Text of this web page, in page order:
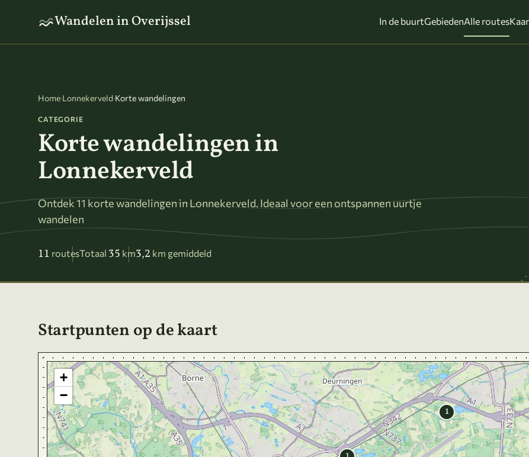
Wandelen in Overijssel In de buurtGebiedenAlle routes
Home·Lonnekerveld·Korte wandelingen
CATEGORIE
Korte wandelingen in
Lonnekerveld
Ontdek 11 korte wandelingen in Lonnekerveld. Ideaal voor een ontspannen uurtje
wandelen
11 routesTotaal 35 km3,2 km gemiddeld
Startpunten op de kaart
1
+
−